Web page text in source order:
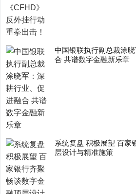
中国银联执行副总裁涂
合 共谱数字金融新乐章
系统复盘 积极展望 百家
层设计与精准施策